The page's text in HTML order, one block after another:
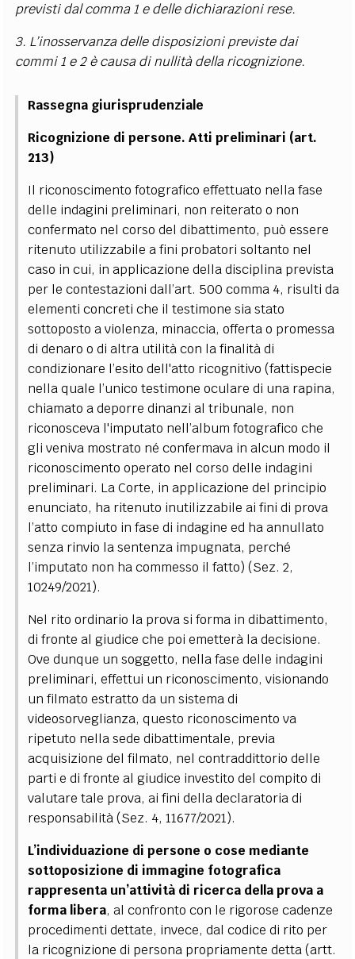
previsti dal comma 1 e delle dichiarazioni rese.
3. L’inosservanza delle disposizioni previste dai
commi 1 e 2 è causa di nullità della ricognizione.
Rassegna giurisprudenziale
Ricognizione di persone. Atti preliminari (art.
213)
Il riconoscimento fotografico effettuato nella fase
delle indagini preliminari, non reiterato o non
confermato nel corso del dibattimento, può essere
ritenuto utilizzabile a fini probatori soltanto nel
caso in cui, in applicazione della disciplina prevista
per le contestazioni dall’art. 500 comma 4, risulti da
elementi concreti che il testimone sia stato
sottoposto a violenza, minaccia, offerta o promessa
di denaro o di altra utilità con la finalità di
condizionare l’esito dell'atto ricognitivo (fattispecie
nella quale l’unico testimone oculare di una rapina,
chiamato a deporre dinanzi al tribunale, non
riconosceva l'imputato nell’album fotografico che
gli veniva mostrato né confermava in alcun modo il
riconoscimento operato nel corso delle indagini
preliminari. La Corte, in applicazione del principio
enunciato, ha ritenuto inutilizzabile ai fini di prova
l’atto compiuto in fase di indagine ed ha annullato
senza rinvio la sentenza impugnata, perché
l’imputato non ha commesso il fatto) (Sez. 2,
10249/2021).
Nel rito ordinario la prova si forma in dibattimento,
di fronte al giudice che poi emetterà la decisione.
Ove dunque un soggetto, nella fase delle indagini
preliminari, effettui un riconoscimento, visionando
un filmato estratto da un sistema di
videosorveglianza, questo riconoscimento va
ripetuto nella sede dibattimentale, previa
acquisizione del filmato, nel contraddittorio delle
parti e di fronte al giudice investito del compito di
valutare tale prova, ai fini della declaratoria di
responsabilità (Sez. 4, 11677/2021).
L’individuazione di persone o cose mediante
sottoposizione di immagine fotografica
rappresenta un’attività di ricerca della prova a
forma libera, al confronto con le rigorose cadenze
procedimenti dettate, invece, dal codice di rito per
la ricognizione di persona propriamente detta (artt.